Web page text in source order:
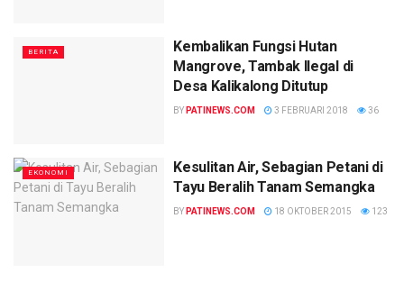
BERITA
Kembalikan Fungsi Hutan
Mangrove, Tambak Ilegal di
Desa Kalikalong Ditutup
BY PATINEWS.COM 3 FEBRUARI 2018 36
EKONOMI
Kesulitan Air, Sebagian Petani di
Tayu Beralih Tanam Semangka
BY PATINEWS.COM 18 OKTOBER 2015 123